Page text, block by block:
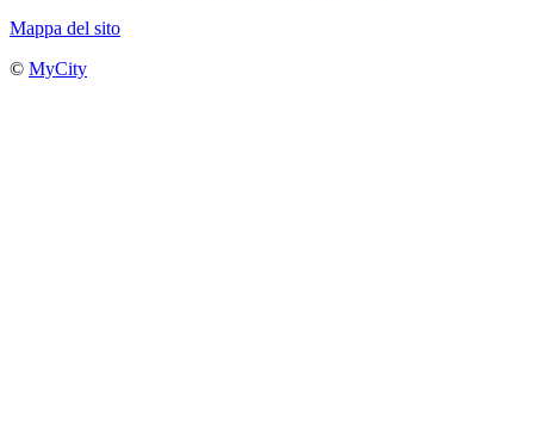
Mappa del sito
© MyCity